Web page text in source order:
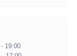
19:00